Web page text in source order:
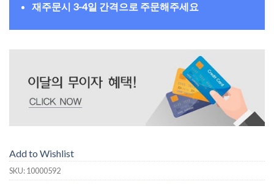
재주문시 3-4일 간격으로 주문해주세요
Add to Wishlist
SKU:10000592